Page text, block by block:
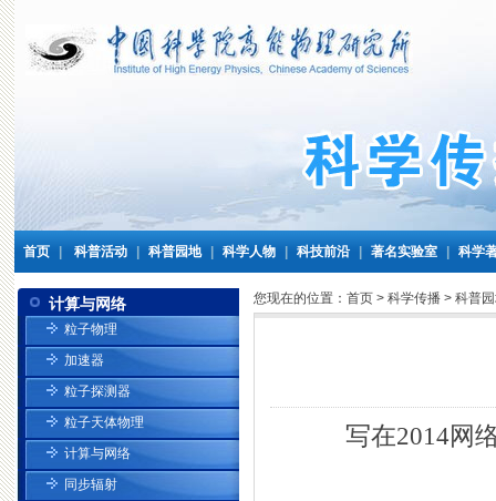
首页 科普活动 科普园地 科学人物 科技前沿 著名实验室 科学
计算与网络
粒子物理
加速器
粒子探测器
粒子天体物理
计算与网络
同步辐射
您现在的位置： 首页> 科学传播> 科普
写在2014网络